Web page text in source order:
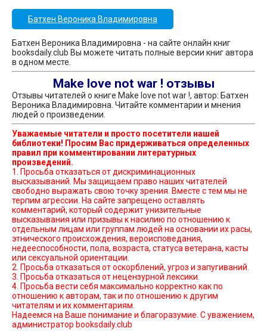
Батхен Вероника Владимировна
Батхен Вероника Владимировна - на сайте онлайн книг
booksdaily.club Вы можете читать полные версии книг автора
в одном месте.
Make love not war ! отзывы
Отзывы читателей о книге Make love not war !, автор: Батхен
Вероника Владимировна. Читайте комментарии и мнения
людей о произведении.
Уважаемые читатели и просто посетители нашей
библиотеки! Просим Вас придерживаться определенных
правил при комментировании литературных
произведений.
1. Просьба отказаться от дискриминационных
высказываний. Мы защищаем право наших читателей
свободно выражать свою точку зрения. Вместе с тем мы не
терпим агрессии. На сайте запрещено оставлять
комментарий, который содержит унизительные
высказывания или призывы к насилию по отношению к
отдельным лицам или группам людей на основании их расы,
этнического происхождения, вероисповедания,
недееспособности, пола, возраста, статуса ветерана, касты
или сексуальной ориентации.
2. Просьба отказаться от оскорблений, угроз и запугиваний.
3. Просьба отказаться от нецензурной лексики.
4. Просьба вести себя максимально корректно как по
отношению к авторам, так и по отношению к другим
читателям и их комментариям.
Надеемся на Ваше понимание и благоразумие. С уважением,
администратор booksdaily.club